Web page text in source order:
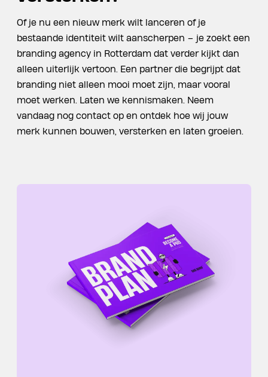
Of je nu een nieuw merk wilt lanceren of je
bestaande identiteit wilt aanscherpen – je zoekt een
branding agency in Rotterdam dat verder kijkt dan
alleen uiterlijk vertoon. Een partner die begrijpt dat
branding niet alleen mooi moet zijn, maar vooral
moet werken. Laten we kennismaken. Neem
vandaag nog contact op en ontdek hoe wij jouw
merk kunnen bouwen, versterken en laten groeien.